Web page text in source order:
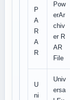
P
A
R
A
R
Pow
erAr
chiv
er R
AR
File
U
ni
Univ
ersa